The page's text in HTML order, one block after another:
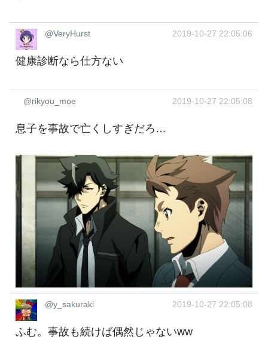
@VeryHurst 2019-10-27 22:05:06
健康診断なら仕方ない
@rikyou_moe 2019-10-27 22:05:08
息子を事故で亡くしすぎだろ…
@y_sakuraki 2019-10-27 22:05:08
ふむ。事故も続けば偶然じゃないww